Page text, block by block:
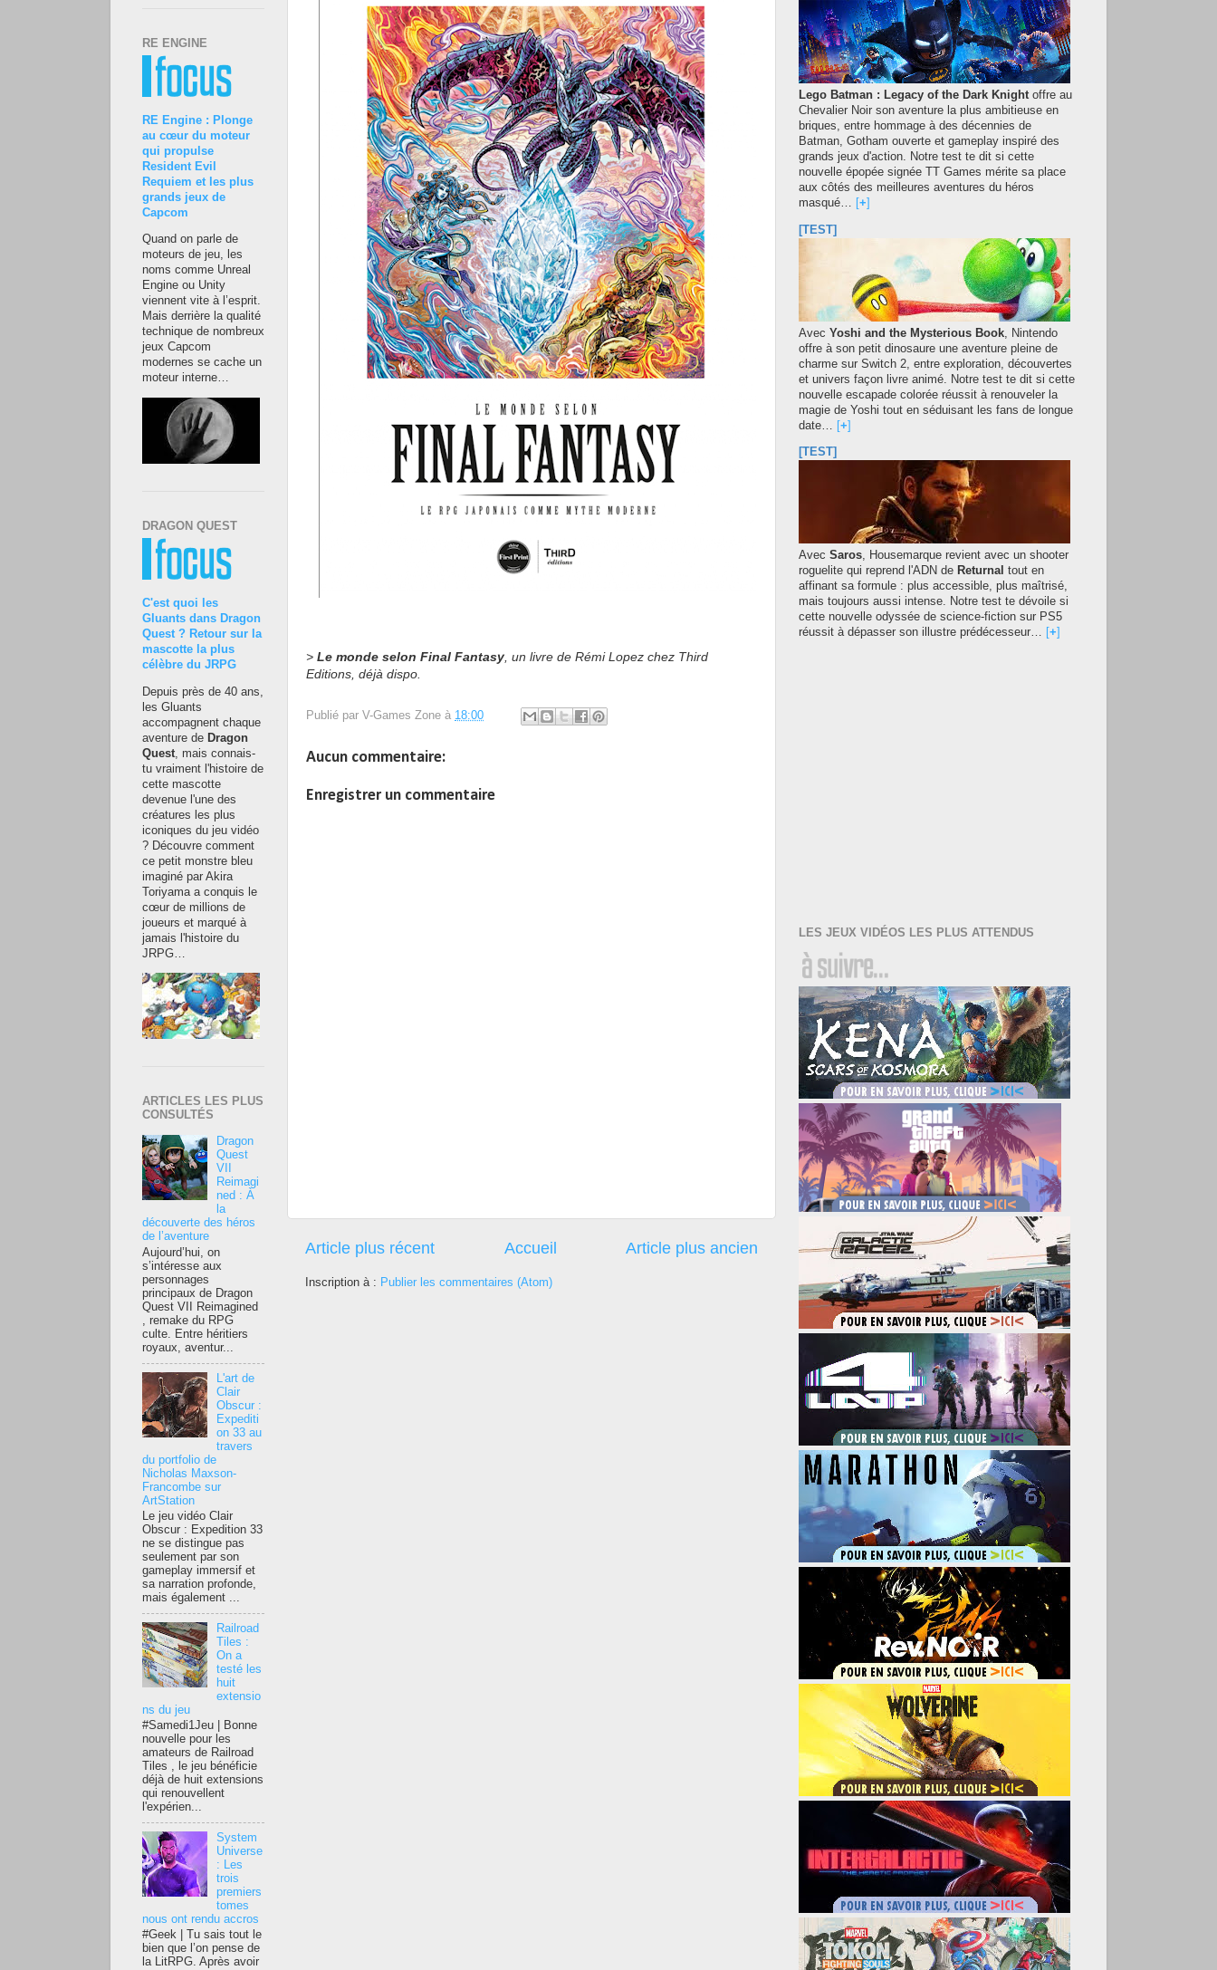
> Le monde selon Final Fantasy, un livre de Rémi Lopez chez Third
Editions, déjà dispo.
Publié par V-Games Zone à 18:00
Aucun commentaire:
Enregistrer un commentaire
Article plus récent Article plus ancien
Accueil
Inscription à : Publier les commentaires (Atom)
RE ENGINE
RE Engine : Plonge
au cœur du moteur
qui propulse
Resident Evil
Requiem et les plus
grands jeux de
Capcom
Quand on parle de
moteurs de jeu, les
noms comme Unreal
Engine ou Unity
viennent vite à l’esprit.
Mais derrière la qualité
technique de nombreux
jeux Capcom
modernes se cache un
moteur interne…
DRAGON QUEST
C'est quoi les
Gluants dans Dragon
Quest ? Retour sur la
mascotte la plus
célèbre du JRPG
Depuis près de 40 ans,
les Gluants
accompagnent chaque
aventure de Dragon
Quest , mais connais-
tu vraiment l'histoire de
cette mascotte
devenue l'une des
créatures les plus
iconiques du jeu vidéo
? Découvre comment
ce petit monstre bleu
imaginé par Akira
Toriyama a conquis le
cœur de millions de
joueurs et marqué à
jamais l'histoire du
JRPG…
ARTICLES LES PLUS
CONSULTÉS
Dragon
Quest
VII
Reimagi
ned : À
la
découverte des héros
de l’aventure
Aujourd’hui, on
s’intéresse aux
personnages
principaux de Dragon
Quest VII Reimagined
, remake du RPG
culte. Entre héritiers
royaux, aventur...
L'art de
Clair
Obscur :
Expediti
on 33 au
travers
du portfolio de
Nicholas Maxson-
Francombe sur
ArtStation
Le jeu vidéo Clair
Obscur : Expedition 33
ne se distingue pas
seulement par son
gameplay immersif et
sa narration profonde,
mais également ...
Railroad
Tiles :
On a
testé les
huit
extensio
ns du jeu
#Samedi1Jeu | Bonne
nouvelle pour les
amateurs de Railroad
Tiles , le jeu bénéficie
déjà de huit extensions
qui renouvellent
l'expérien...
System
Universe
: Les
trois
premiers
tomes
nous ont rendu accros
#Geek | Tu sais tout le
bien que l’on pense de
la LitRPG. Après avoir
Lego Batman : Legacy of the Dark Knightoffre au
Chevalier Noir son aventure la plus ambitieuse en
briques, entre hommage à des décennies de
Batman, Gotham ouverte et gameplay inspiré des
grands jeux d'action. Notre test te dit si cette
nouvelle épopée signée TT Games mérite sa place
aux côtés des meilleures aventures du héros
masqué…
+
[TEST]
Avec Yoshi and the Mysterious Book, Nintendo
offre à son petit dinosaure une aventure pleine de
charme sur Switch 2, entre exploration, découvertes
et univers façon livre animé. Notre test te dit si cette
nouvelle escapade colorée réussit à renouveler la
magie de Yoshi tout en séduisant les fans de longue
date… [+]
[TEST]
Avec Saros, Housemarque revient avec un shooter
roguelite qui reprend l'ADN de Returnal tout en
affinant sa formule : plus accessible, plus maîtrisé,
mais toujours aussi intense. Notre test te dévoile si
cette nouvelle odyssée de science-fiction sur PS5
réussit à dépasser son illustre prédécesseur…
+
LES JEUX VIDÉOS LES PLUS ATTENDUS